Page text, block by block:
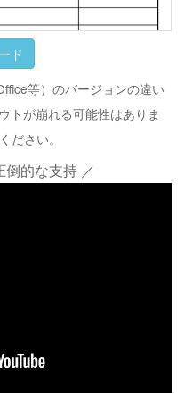
ド
等）のバージョンの違い
トが崩れる可能性はありま
ださい。
倒的な支持 ／